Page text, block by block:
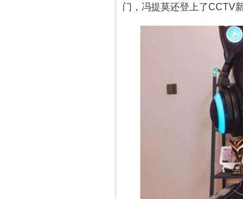
门，冯提莫还登上了CCTV